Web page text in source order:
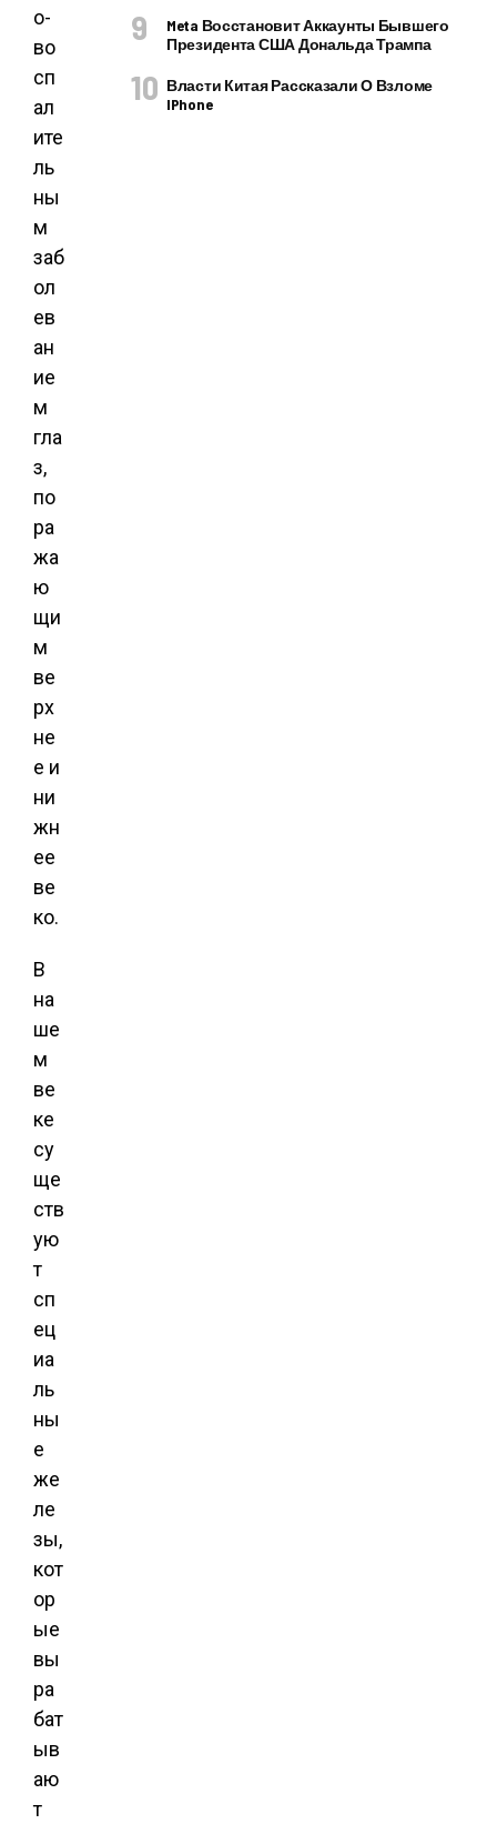
о-
во
сп
ал
ите
ль
ны
м
заб
ол
ев
ан
ие
м
гла
з,
по
ра
жа
ю
щи
м
ве
рх
не
е и
ни
жн
ее
ве
ко.
В
на
ше
м
ве
ке
су
ще
ств
ую
т
сп
ец
иа
ль
ны
е
же
ле
зы,
кот
ор
ые
вы
ра
бат
ыв
аю
т
Meta Восстановит Аккаунты Бывшего
Президента США Дональда Трампа
Власти Китая Рассказали О Взломе
IPhone